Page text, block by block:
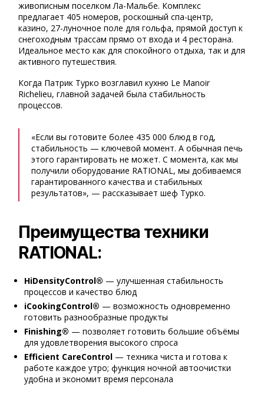
живописным поселком Ла-Мальбе. Комплекс
предлагает 405 номеров, роскошный спа-центр,
казино, 27-луночное поле для гольфа, прямой доступ к
снегоходным трассам прямо от входа и 4 ресторана.
Идеальное место как для спокойного отдыха, так и для
активного путешествия.
Когда Патрик Турко возглавил кухню Le Manoir
Richelieu, главной задачей была стабильность
процессов.
«Если вы готовите более 435 000 блюд в год,
стабильность — ключевой момент. А обычная печь
этого гарантировать не может. С момента, как мы
получили оборудование RATIONAL, мы добиваемся
гарантированного качества и стабильных
результатов», — рассказывает шеф Турко.
Преимущества техники
RATIONAL:
HiDensityControl® — улучшенная стабильность
процессов и качество блюд
iCookingControl® — возможность одновременно
готовить разнообразные продукты
Finishing® — позволяет готовить большие объёмы
для удовлетворения высокого спроса
Efficient CareControl — техника чиста и готова к
работе каждое утро; функция ночной автоочистки
удобна и экономит время персонала